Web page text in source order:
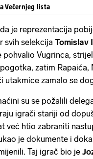
Večernjeg lista
je reprezentacija
svih selekcija Tomislav
pohvalio Vugrinca,
zatim Rapaića,
utakmice zamalo se
su se požalili
igrači stariji od
već htio zabraniti
je dokumente i
Taj igrač bio je